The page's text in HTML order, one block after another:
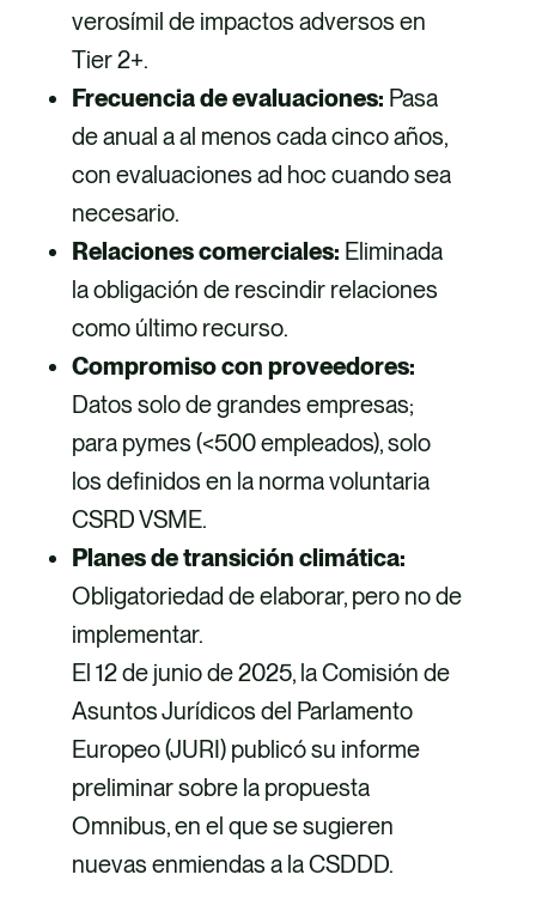
verosímil de impactos adversos en
Tier 2+.
Frecuencia de evaluaciones: Pasa
de anual a al menos cada cinco años,
con evaluaciones ad hoc cuando sea
necesario.
Relaciones comerciales: Eliminada
la obligación de rescindir relaciones
como último recurso.
Compromiso con proveedores:
Datos solo de grandes empresas;
para pymes (<500 empleados), solo
los definidos en la norma voluntaria
CSRD VSME.
Planes de transición climática:
Obligatoriedad de elaborar, pero no de
implementar.
El 12 de junio de 2025, la Comisión de
Asuntos Jurídicos del Parlamento
Europeo (JURI) publicó su informe
preliminar sobre la propuesta
Omnibus, en el que se sugieren
nuevas enmiendas a la CSDDD.